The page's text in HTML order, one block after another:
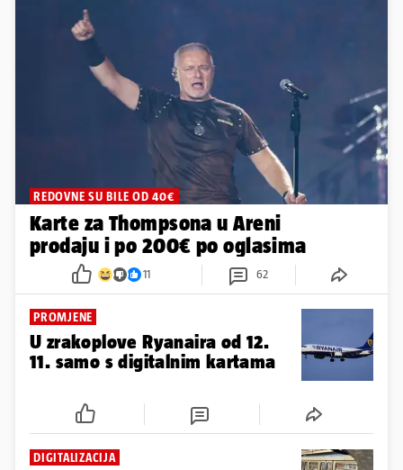
REDOVNE SU BILE OD 40€
Karte za Thompsona u Areni
prodaju i po 200€ po oglasima
11 62
PROMJENE
U zrakoplove Ryanaira od 12.
11. samo s digitalnim kartama
DIGITALIZACIJA